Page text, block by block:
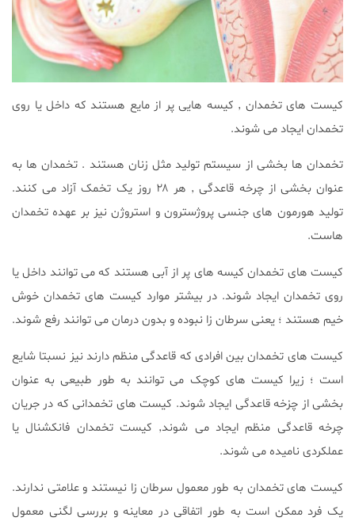
کیست های تخمدان ٬ کیسه هایی پر از مایع هستند که داخل یا روی
تخمدان ایجاد می شوند.
تخمدان ها بخشی از سیستم تولید مثل زنان هستند . تخمدان ها به
عنوان بخشی از چرخه قاعدگی ٬ هر ۲۸ روز یک تخمک آزاد می کنند.
تولید هورمون های جنسی پروژسترون و استروژن نیز بر عهده تخمدان
هاست.
کیست های تخمدان کیسه های پر از آبی هستند که می توانند داخل یا
روی تخمدان ایجاد شوند. در بیشتر موارد کیست های تخمدان خوش
خیم هستند ؛ یعنی سرطان زا نبوده و بدون درمان می توانند رفع شوند.
کیست های تخمدان بین افرادی که قاعدگی منظم دارند نیز نسبتا شایع
است ؛ زیرا کیست های کوچک می توانند به طور طبیعی به عنوان
بخشی از چزخه قاعدگی ایجاد شوند. کیست های تخمدانی که در جریان
چرخه قاعدگی منظم ایجاد می شوند٬ کیست تخمدان فانکشنال یا
عملکردی نامیده می شوند.
کیست های تخمدان به طور معمول سرطان زا نیستند و علامتی ندارند.
یک فرد ممکن است به طور اتفاقی در معاینه و بررسی لگنی معمول